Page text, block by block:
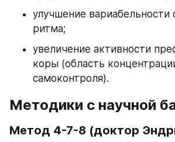
улучшение вариабельности
ритма;
увеличение активности
коры (область
самоконтроля).
Методики с научной
Метод 4-7-8 (доктор